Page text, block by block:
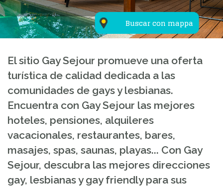
Buscar con mappa
El sitio Gay Sejour promueve una oferta
turística de calidad dedicada a las
comunidades de gays y lesbianas.
Encuentra con Gay Sejour las mejores
hoteles, pensiones, alquileres
vacacionales, restaurantes, bares,
masajes, spas, saunas, playas... Con Gay
Sejour, descubra las mejores direcciones
gay, lesbianas y gay friendly para sus